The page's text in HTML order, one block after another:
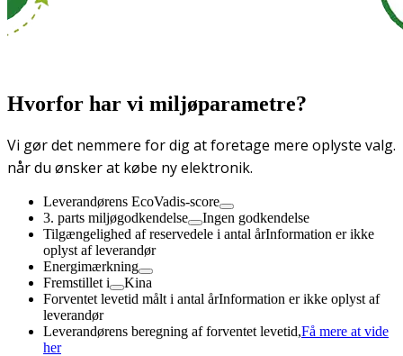
Hvorfor har vi miljøparametre?
Vi gør det nemmere for dig at foretage mere oplyste valg.
når du ønsker at købe ny elektronik.
Leverandørens EcoVadis-score
3. parts miljøgodkendelse
Ingen godkendelse
Tilgængelighed af reservedele i antal årInformation er ikke
oplyst af leverandør
Energimærkning
Fremstillet i
Kina
Forventet levetid målt i antal årInformation er ikke oplyst af
leverandør
Leverandørens beregning af forventet levetid,Få mere at vide
her